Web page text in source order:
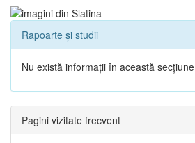
Rapoarte și studii
Nu există informații în această secțiune
Pagini vizitate frecvent